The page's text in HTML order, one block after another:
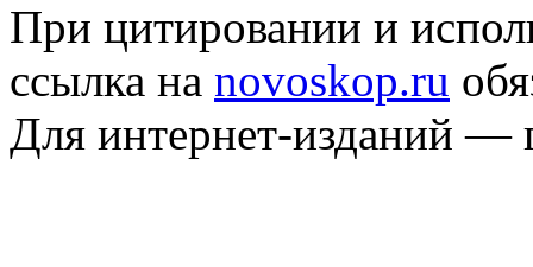
При цитировании и
ссылка на novoskop.ru
Для интернет-изданий —